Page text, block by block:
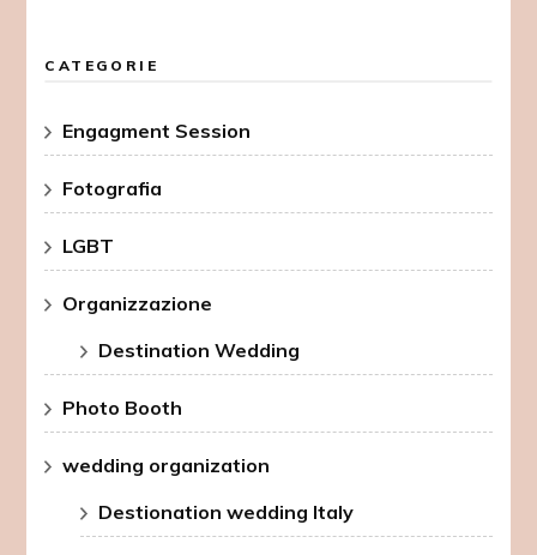
CATEGORIE
Engagment Session
Fotografia
LGBT
Organizzazione
Destination Wedding
Photo Booth
wedding organization
Destionation wedding Italy